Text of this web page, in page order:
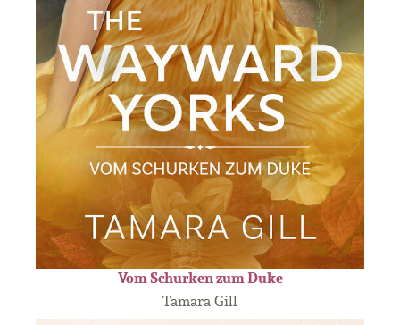
Vom Schurken zum Duke
Tamara Gill